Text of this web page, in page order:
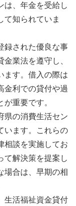
は、年金を受給し
て知られていま
録された優良な事
業法を遵守し、
ます。借入の際は
金利での貸付や過
重要です。
県の消費生活セン
います。これらの
相談を実施してお
て解決策を提案し
場合は、早期の相
生活福祉資金貸付